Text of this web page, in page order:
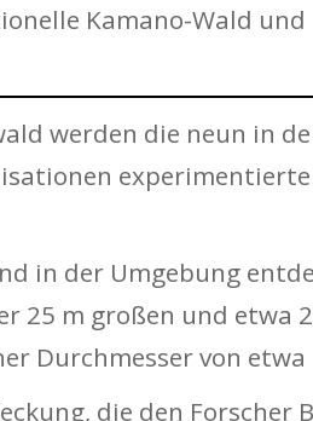
Kamano-Wald und
werden die neun in
in der Umgebung
25 m großen und etwa
Durchmesser von etwa
die den Forscher